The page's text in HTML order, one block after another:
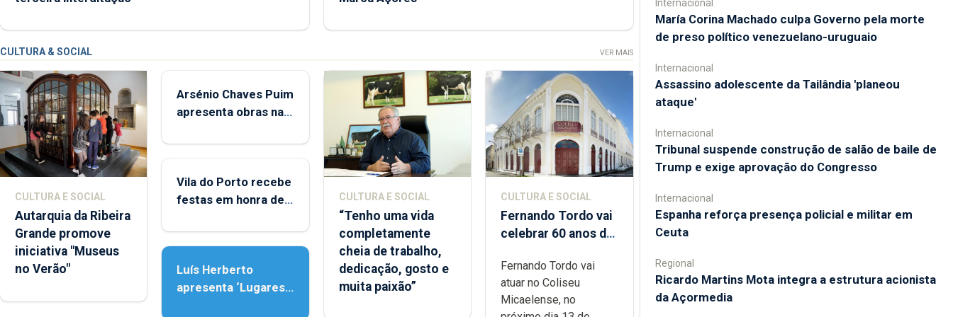
CULTURA & SOCIAL VER MAIS
CULTURA E SOCIAL
Autarquia da Ribeira
Grande promove
iniciativa "Museus
no Verão"
Arsénio Chaves Puim
apresenta obras na
Porto
Vila do Porto recebe
festas em honra de
Assunção
Luís Herberto
apresenta ‘Lugares
CULTURA E SOCIAL
“Tenho uma vida
completamente
cheia de trabalho,
dedicação, gosto e
muita paixão”
CULTURA E SOCIAL
Fernando Tordo vai
celebrar 60 anos de
Micaelense
Fernando Tordo vai
atuar no Coliseu
Micaelense, no
Internacional
María Corina Machado culpa Governo pela morte
de preso político venezuelano-uruguaio
Internacional
Assassino adolescente da Tailândia 'planeou
ataque'
Internacional
Tribunal suspende construção de salão de baile de
Trump e exige aprovação do Congresso
Internacional
Espanha reforça presença policial e militar em
Ceuta
Regional
Ricardo Martins Mota integra a estrutura acionista
da Açormedia